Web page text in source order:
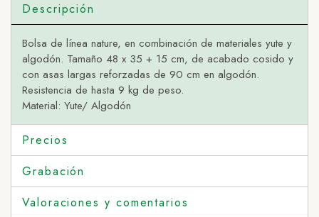
Descripción
Bolsa de línea nature, en combinación de materiales yute y
algodón. Tamaño 48 x 35 + 15 cm, de acabado cosido y
con asas largas reforzadas de 90 cm en algodón.
Resistencia de hasta 9 kg de peso.
Material: Yute/ Algodón
Precios
Grabación
Valoraciones y comentarios